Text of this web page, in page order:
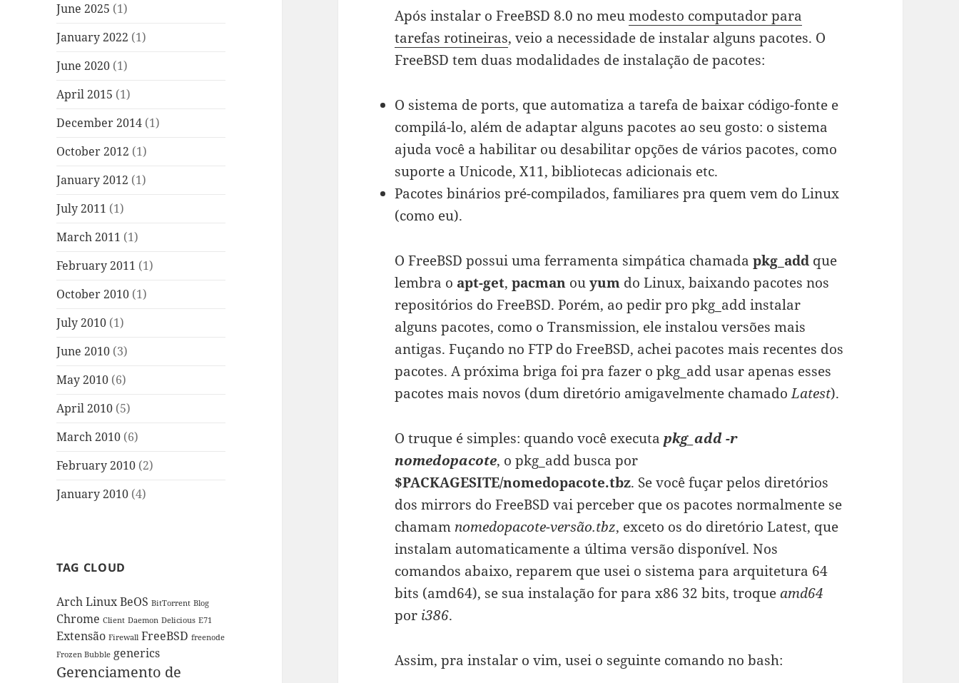
June 2025 (1)
January 2022 (1)
June 2020 (1)
April 2015 (1)
December 2014 (1)
October 2012 (1)
January 2012 (1)
July 2011 (1)
March 2011 (1)
February 2011 (1)
October 2010 (1)
July 2010 (1)
June 2010 (3)
May 2010 (6)
April 2010 (5)
March 2010 (6)
February 2010 (2)
January 2010 (4)
TAG CLOUD
Arch LinuxBeOS BitTorrent Blog
Chrome Client Daemon Delicious E71
Extensão Firewall FreeBSD freenode
Frozen Bubble generics
Gerenciamento de
Após instalar o FreeBSD 8.0 no meumodesto computador para
tarefas rotineiras, veio a necessidade de instalar alguns pacotes. O
FreeBSD tem duas modalidades de instalação de pacotes:
O sistema de ports, que automatiza a tarefa de baixar código-fonte e
compilá-lo, além de adaptar alguns pacotes ao seu gosto: o sistema
ajuda você a habilitar ou desabilitar opções de vários pacotes, como
suporte a Unicode, X11, bibliotecas adicionais etc.
Pacotes binários pré-compilados, familiares pra quem vem do Linux
(como eu).
O FreeBSD possui uma ferramenta simpática chamadapkg_add que
lembra o apt-get,pacman ouyum do Linux, baixando pacotes nos
repositórios do FreeBSD. Porém, ao pedir pro pkg_add instalar
alguns pacotes, como o Transmission, ele instalou versões mais
antigas. Fuçando no FTP do FreeBSD, achei pacotes mais recentes dos
pacotes. A próxima briga foi pra fazer o pkg_add usar apenas esses
pacotes mais novos (dum diretório amigavelmente chamadoLatest).
O truque é simples: quando você executapkg_add -r
nomedopacote, o pkg_add busca por
$PACKAGESITE/nomedopacote.tbz. Se você fuçar pelos diretórios
dos mirrors do FreeBSD vai perceber que os pacotes normalmente se
chamam nomedopacote-versão.tbz, exceto os do diretório Latest, que
instalam automaticamente a última versão disponível. Nos
comandos abaixo, reparem que usei o sistema para arquitetura 64
bits (amd64), se sua instalação for para x86 32 bits, troqueamd64
por i386.
Assim, pra instalar o vim, usei o seguinte comando no bash: